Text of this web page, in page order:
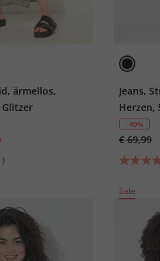
ärmellos,
Jeans,
Herzen,
- 40%
€ 69,99
Sale